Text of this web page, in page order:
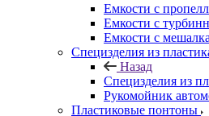
Емкости с
Емкости с
Емкости с
Специзделия из
Назад
Специзделия из
Рукомойник
Пластиковые понтоны